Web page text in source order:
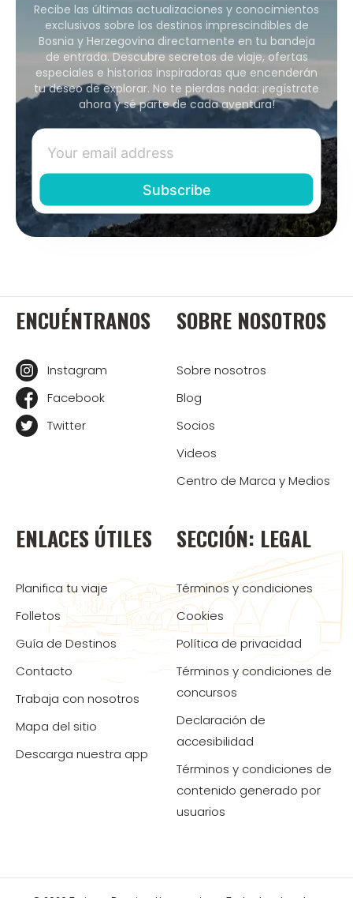
Recibe las últimas actualizaciones y conocimientos
exclusivos sobre los destinos imprescindibles de
Bosnia y Herzegovina directamente en tu bandeja
de entrada. Descubre secretos de viaje, ofertas
especiales e historias inspiradoras que encenderán
tu deseo de explorar. No te pierdas nada: ¡regístrate
ahora y sé parte de cada aventura!
ENCUÉNTRANOS
Instagram
Facebook
Twitter
SOBRE NOSOTROS
Sobre nosotros
Blog
Socios
Videos
Centro de Marca y Medios
ENLACES ÚTILES
Planifica tu viaje
Folletos
Guía de Destinos
Contacto
Trabaja con nosotros
Mapa del sitio
Descarga nuestra app
SECCIÓN: LEGAL
Términos y condiciones
Cookies
Política de privacidad
Términos y condiciones de
concursos
Declaración de
accesibilidad
Términos y condiciones de
contenido generado por
usuarios